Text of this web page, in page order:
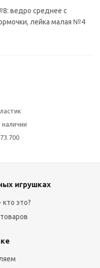
ведро среднее с
лейка малая №4
наличии
игрушках
это?